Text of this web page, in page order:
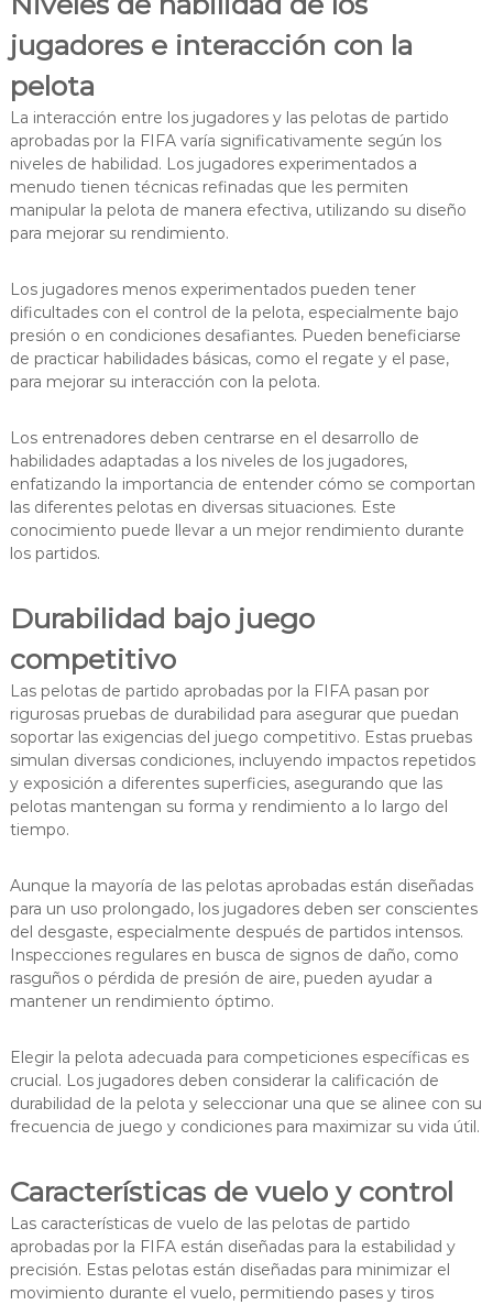
jugadores e interacción con la
pelota
La interacción entre los jugadores y las pelotas de partido
aprobadas por la FIFA varía significativamente según los
niveles de habilidad. Los jugadores experimentados a
menudo tienen técnicas refinadas que les permiten
manipular la pelota de manera efectiva, utilizando su diseño
para mejorar su rendimiento.
Los jugadores menos experimentados pueden tener
dificultades con el control de la pelota, especialmente bajo
presión o en condiciones desafiantes. Pueden beneficiarse
de practicar habilidades básicas, como el regate y el pase,
para mejorar su interacción con la pelota.
Los entrenadores deben centrarse en el desarrollo de
habilidades adaptadas a los niveles de los jugadores,
enfatizando la importancia de entender cómo se comportan
las diferentes pelotas en diversas situaciones. Este
conocimiento puede llevar a un mejor rendimiento durante
los partidos.
Durabilidad bajo juego
competitivo
Las pelotas de partido aprobadas por la FIFA pasan por
rigurosas pruebas de durabilidad para asegurar que puedan
soportar las exigencias del juego competitivo. Estas pruebas
simulan diversas condiciones, incluyendo impactos repetidos
y exposición a diferentes superficies, asegurando que las
pelotas mantengan su forma y rendimiento a lo largo del
tiempo.
Aunque la mayoría de las pelotas aprobadas están diseñadas
para un uso prolongado, los jugadores deben ser conscientes
del desgaste, especialmente después de partidos intensos.
Inspecciones regulares en busca de signos de daño, como
rasguños o pérdida de presión de aire, pueden ayudar a
mantener un rendimiento óptimo.
Elegir la pelota adecuada para competiciones específicas es
crucial. Los jugadores deben considerar la calificación de
durabilidad de la pelota y seleccionar una que se alinee con su
frecuencia de juego y condiciones para maximizar su vida útil.
Características de vuelo y control
Las características de vuelo de las pelotas de partido
aprobadas por la FIFA están diseñadas para la estabilidad y
precisión. Estas pelotas están diseñadas para minimizar el
movimiento durante el vuelo, permitiendo pases y tiros